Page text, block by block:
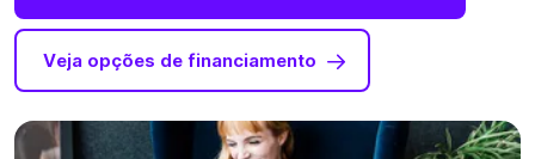
Veja opções de financiamento